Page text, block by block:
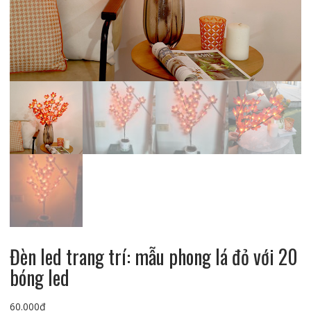
Đèn led trang trí: mẫu phong lá đỏ với 20
bóng led
60.000₫